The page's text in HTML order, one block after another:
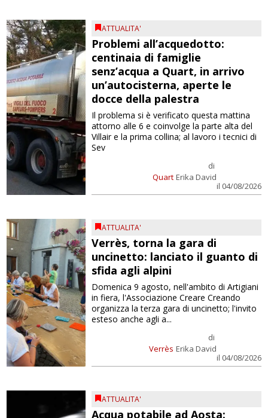
ATTUALITA'
Problemi all’acquedotto:
centinaia di famiglie
senz’acqua a Quart, in arrivo
un’autocisterna, aperte le
docce della palestra
Quart
di
Erika David
il 04/08/2026
Il problema si è verificato questa mattina
attorno alle 6 e coinvolge la parte alta del
Villair e la prima collina; al lavoro i tecnici di
Sev
ATTUALITA'
Verrès, torna la gara di
uncinetto: lanciato il guanto di
sfida agli alpini
Verrès
di
Erika David
il 04/08/2026
Domenica 9 agosto, nell'ambito di Artigiani
in fiera, l'Associazione Creare Creando
organizza la terza gara di uncinetto; l'invito
esteso anche agli a...
ATTUALITA'
Acqua potabile ad Aosta: